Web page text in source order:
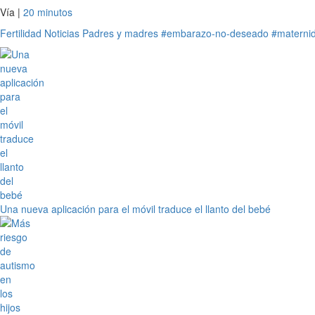
Vía | 20 minutos
Fertilidad Noticias Padres y madres #embarazo-no-deseado
Una nueva aplicación para el móvil traduce el llanto del bebé